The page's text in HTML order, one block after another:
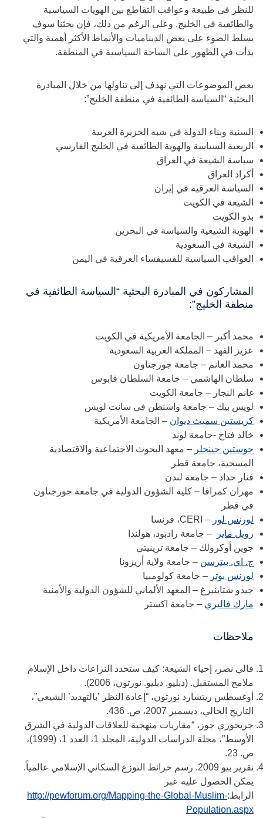
للنظر في طبيعة وعواقب التقاطع بين الهويات السياسية
والطائفية في الخليج. وعلى الرغم من ذلك، فإن بحثنا سوف
يسلط الضوء على بعض الديناميات والأنماط الأكثر أهمية والتي
بدأت في الظهور على الساحة السياسية في المنطقة.
بعض الموضوعات التي نهدف إلى تناولها من خلال المبادرة
البحثية “السياسة الطائفية في منطقة الخليج”:
السنية وبناء الدولة في شبه الجزيرة العربية
الريعية السياسة والهوية الطائفية في الخليج الفارسي
سياسة الشيعة في العراق
أكراد العراق
السياسة العرقية في إيران
الشيعة في الكويت
بدو الكويت
الهوية الشيعية والسياسة في البحرين
الشيعة في السعودية
العواقب السياسية للفسيفساء العرقية في اليمن
المشاركون في المبادرة البحثية “السياسة الطائفية في
منطقة الخليج”:
محمد أكبر – الجامعة الأمريكية في الكويت
عزيز الفهد – المملكة العربية السعودية
محمد الغانم – جامعة جورجتاون
سلطان الهاشمي – جامعة السلطان قابوس
غانم النجار – جامعة الكويت
لويس بيك – جامعة واشنطن في سانت لويس
كريستين سميث ديوان – الجامعة الأمريكية
خالد فتاح -جامعة لوند
جوستين جينجلر – معهد البحوث الاجتماعية والاقتصادية
المسحية، جامعة قطر
فنار حداد – جامعة لندن
مهران كمرافا – كلية الشؤون الدولية في جامعة جورجتاون
في قطر
لورنس لور – CERI، فرنسا
رويل ماير
– جامعة رادبود، هولندا
جوين أوكرولك – جامعة ترينيتي
ج. اي. بيترسن – جامعة ولاية أريزونا
لورنس بوتر – جامعة كولومبيا
جيدو شتاينبرغ – المعهد الألماني للشؤون الدولية والأمنية
مارك فاليري – جامعة اكستر
ملاحظات
فالي نصر، إحياء الشيعة: كيف ستحدد النزاعات داخل الإسلام
ملامح المستقبل. (دبليو. دبليو. نورتون، 2006).
أوغسطس ريتشارد نورتون، “إعادة النظر ’بالتهديد’ الشيعي”،
التاريخ الحالي، ديسمبر 2007، ص. 436.
جريجوري جوز، “مقاربات منهجية للعلاقات الدولية في الشرق
الأوسط”، مجلة الدراسات الدولية، المجلد 1، العدد 1، (1999)،
ص. 23.
تقرير بيو 2009. رسم خرائط التوزع السكاني الإسلامي عالمياً.
يمكن الحصول عليه عبر
الرابط:http://pewforum.org/Mapping-the-Global-Muslim-
Population.aspx